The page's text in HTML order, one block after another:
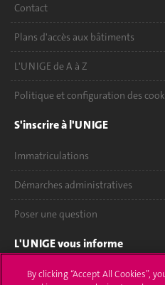
Contact
Plans d'accès aux bâtiments
L'UNIGE de A à Z
Politique et configuration des
S'inscrire à l'UNIGE
Immatriculations
Démarches administratives
Poser une question
L'UNIGE vous informe
UNIGE Mobile
By clicking “Accept All Cookies”,